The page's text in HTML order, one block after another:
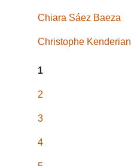
Chiara Sáez Baeza
Christophe Kenderian
1
2
3
4